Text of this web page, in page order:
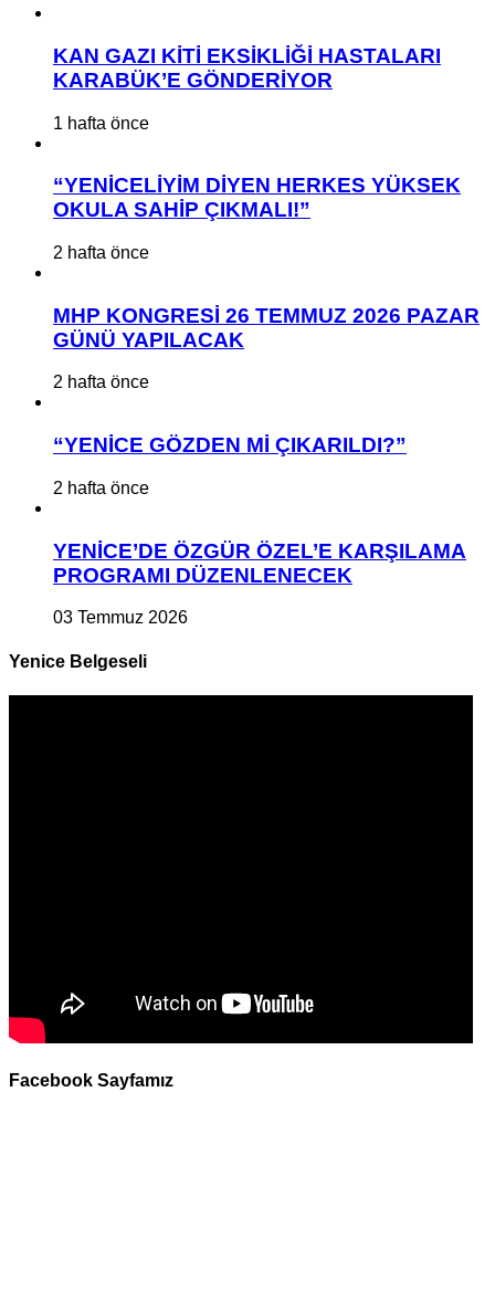
KAN GAZI KİTİ EKSİKLİĞİ HASTALARI
KARABÜK’E GÖNDERİYOR
1 hafta önce
“YENİCELİYİM DİYEN HERKES YÜKSEK
OKULA SAHİP ÇIKMALI!”
2 hafta önce
MHP KONGRESİ 26 TEMMUZ 2026 PAZAR
GÜNÜ YAPILACAK
2 hafta önce
“YENİCE GÖZDEN Mİ ÇIKARILDI?”
2 hafta önce
YENİCE’DE ÖZGÜR ÖZEL’E KARŞILAMA
PROGRAMI DÜZENLENECEK
03 Temmuz 2026
Yenice Belgeseli
Facebook Sayfamız